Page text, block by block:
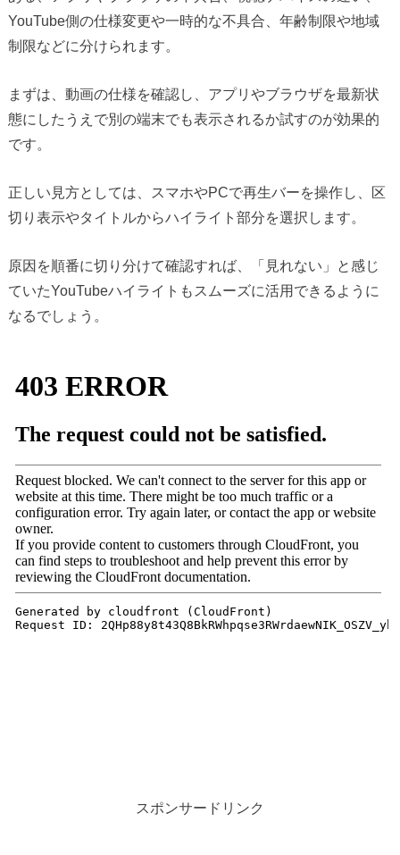
YouTube側の仕様変更や一時的な不具合、年齢制限や地域
制限などに分けられます。
まずは、動画の仕様を確認し、アプリやブラウザを最新状
態にしたうえで別の端末でも表示されるか試すのが効果的
です。
正しい見方としては、スマホやPCで再生バーを操作し、区
切り表示やタイトルからハイライト部分を選択します。
原因を順番に切り分けて確認すれば、「見れない」と感じ
ていたYouTubeハイライトもスムーズに活用できるように
なるでしょう。
スポンサードリンク